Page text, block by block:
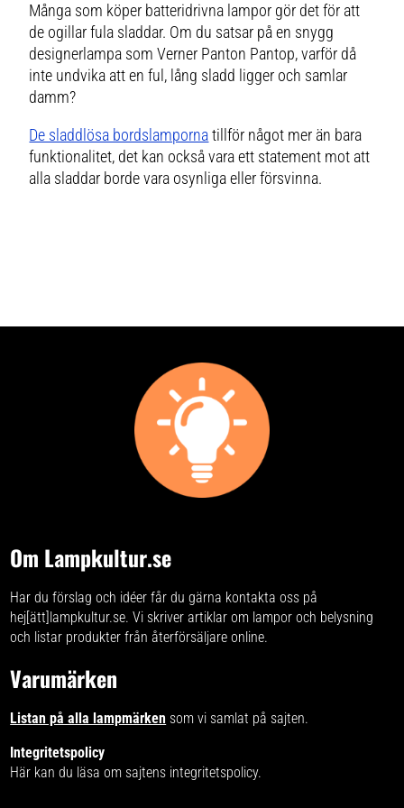
Skärmens vita, matta yta ser till
att stora mängder ljus kan
komma ut, men i ett utspritt och
jämnt sken som inte bländar.
Med Moodmaker-funktionen kan
du dimma ljusstyrkan i tre steg.
Den trådlösa designen ger dig
obegränsad tillgång till lampans
utrustad med ett handtag som
gör lampan lätt att bära. Tack
vare den höga skyddsklassen
(IP54) klarar lampan även tuffa
väderförhållanden utan att
Många som köper batteridrivna lampor gör det för att
de ogillar fula sladdar. Om du satsar på en snygg
designerlampa som Verner Panton Pantop, varför då
inte undvika att en ful, lång sladd ligger och samlar
damm?
De sladdlösa bordslamporna tillför något mer än bara
funktionalitet, det kan också vara ett statement mot att
alla sladdar borde vara osynliga eller försvinna.
Om Lampkultur.se
Har du förslag och idéer får du gärna kontakta oss på
hej[ätt]lampkultur.se. Vi skriverartiklar om lampor och belysning
och listar produkter från återförsäljare online.
Varumärken
Listan på alla lampmärken som vi samlat på sajten.
Integritetspolicy
Här kan du läsa om sajtens integritetspolicy.